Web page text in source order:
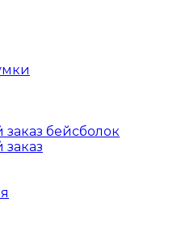
бейсболок